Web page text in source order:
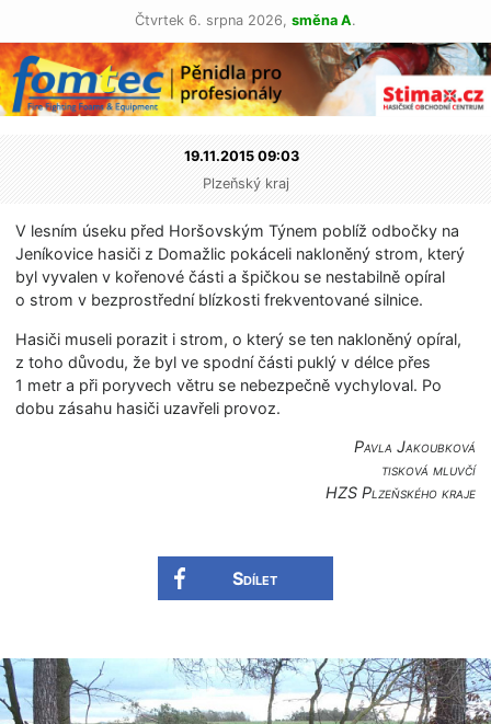
Čtvrtek 6. srpna 2026, směna A.
19.11.2015 09:03
Plzeňský kraj
V lesním úseku před Horšovským Týnem poblíž odbočky na
Jeníkovice hasiči z Domažlic pokáceli nakloněný strom, který
byl vyvalen v kořenové části a špičkou se nestabilně opíral
o strom v bezprostřední blízkosti frekventované silnice.
Hasiči museli porazit i strom, o který se ten nakloněný opíral,
z toho důvodu, že byl ve spodní části puklý v délce přes
1 metr a při poryvech větru se nebezpečně vychyloval. Po
dobu zásahu hasiči uzavřeli provoz.
Pavla Jakoubková
tisková mluvčí
HZS Plzeňského kraje
Sdílet